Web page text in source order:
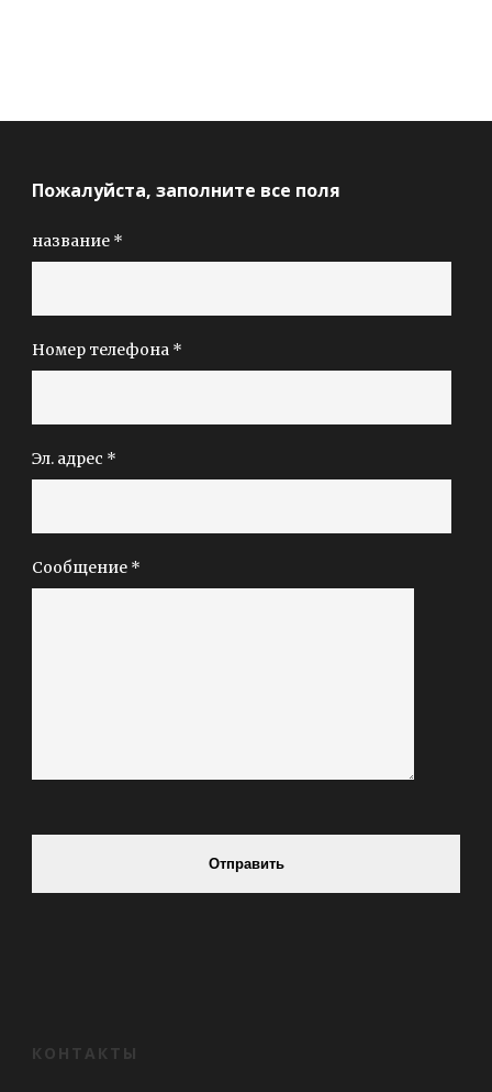
Пожалуйста, заполните все поля
название *
Номер телефона *
Эл. адрес *
Сообщение *
Отправить
КОНТАКТЫ